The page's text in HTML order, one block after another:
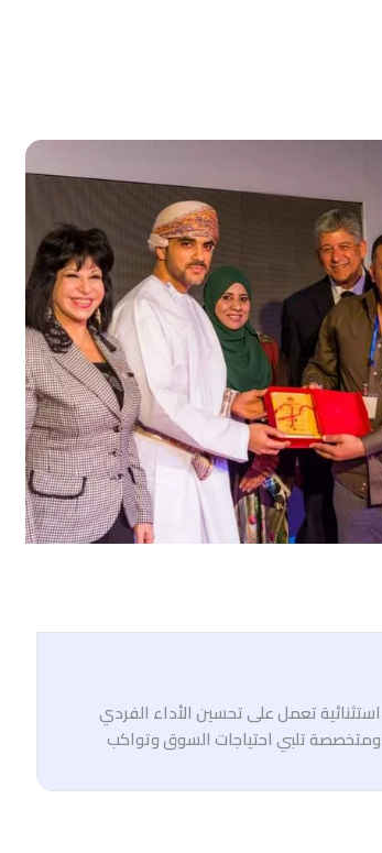
تعمل على تحسين الأداء الفردي
تلبي احتياجات السوق وتواكب